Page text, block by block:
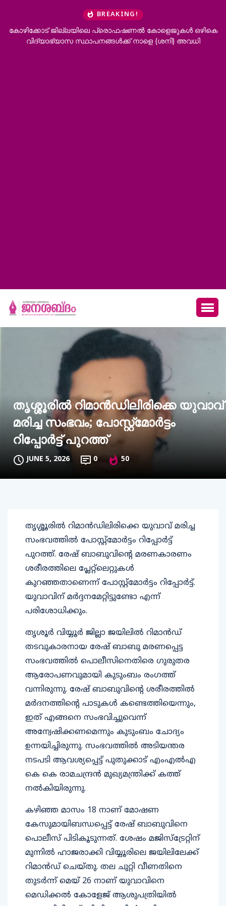
BREAKING!
കോഴിക്കോട് ജില്ലയിലെ പ്രൊഫഷണൽ കോളെജുകൾ ഒഴികെ
വിദ്യാഭ്യാസ സ്ഥാപനങ്ങൾക്ക് നാളെ (ശനി) അവധി
തൃശ്ശൂരിൽ റിമാൻഡിലിരിക്കെ യുവാവ്
മരിച്ച സംഭവം; പോസ്റ്റ്മോർട്ടം
റിപ്പോർട്ട് പുറത്ത്
JUNE 5, 2026 0 50
തൃശ്ശൂരിൽ റിമാൻഡിലിരിക്കെ യുവാവ് മരിച്ച
സംഭവത്തിൽ പോസ്റ്റ്മോർട്ടം റിപ്പോർട്ട്
പുറത്ത്. രേഷ് ബാബുവിന്റെ മരണകാരണം
ശരീരത്തിലെ പ്ലേറ്റ്ലെറ്റുകൾ
കുറഞ്ഞതാണെന്ന് പോസ്റ്റ്മോർട്ടം റിപ്പോർട്ട്.
യുവാവിന് മർദ്ദനമേറ്റിട്ടുണ്ടോ എന്ന്
പരിശോധിക്കും.
തൃശൂർ വിയ്യൂർ ജില്ലാ ജയിലിൽ റിമാൻഡ്
തടവുകാരനായ രേഷ് ബാബു മരണപ്പെട്ട
സംഭവത്തിൽ പൊലീസിനെതിരെ ​ഗുരുതര
ആരോപണവുമായി കുടുംബം രം​ഗത്ത്
വന്നിരുന്നു. രേഷ് ബാബുവിൻ്റെ ശരീരത്തിൽ
മർദനത്തിൻ്റെ പാടുകൾ കണ്ടെത്തിയെന്നും,
ഇത് എങ്ങനെ സംഭവിച്ചുവെന്ന്
അന്വേഷിക്കണമെന്നും കുടുംബം ചോദ്യം
ഉന്നയിച്ചിരുന്നു. സംഭവത്തിൽ അടിയന്തര
നടപടി ആവശ്യപ്പെട്ട് പുതുക്കാട് എംഎൽഎ
കെ കെ രാമചന്ദ്രൻ മുഖ്യമന്ത്രിക്ക് കത്ത്
നൽകിയിരുന്നു.
കഴിഞ്ഞ മാസം 18 നാണ് മോഷണ
കേസുമായിബന്ധപ്പെട്ട് രേഷ് ബാബുവിനെ
പൊലീസ് പിടികൂടുന്നത്. ശേഷം മജിസ്ട്രേറ്റിന്
മുന്നിൽ ഹാജരാക്കി വിയ്യൂരിലെ ജയിലിലേക്ക്
റിമാൻഡ് ചെയ്തു. തല ചുറ്റി വീണതിനെ
തുടർന്ന് മെയ് 26 നാണ് യുവാവിനെ
മെഡിക്കൽ കോളേജ് ആശുപത്രിയിൽ